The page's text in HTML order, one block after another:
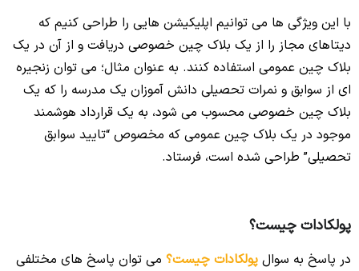
با این ویژگی ها می توانیم اپلیکیشن هایی را طراحی کنیم که
دیتاهای مجاز را از یک بلاک چین خصوصی دریافت و از آن در یک
بلاک چین عمومی استفاده کنند. به عنوان مثال؛ می توان زنجیره
ای از سوابق و نمرات تحصیلی دانش آموزان یک مدرسه را که یک
بلاک چین خصوصی محسوب می شود، به یک قرارداد هوشمند
موجود در یک بلاک چین عمومی که مخصوص “تایید سوابق
تحصیلی” طراحی شده است، فرستاد.
پولکادات چیست؟
در پاسخ به سوال پولکادات چیست؟ می توان پاسخ های مختلفی